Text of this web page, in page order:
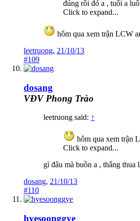
đúng rồi đó a , tuổi a
Click to expand...
hôm qua xem trận LCW
leetruong, 21/10/13
#109
dosang
VĐV Phong Trào
leetruong said: ↑
hôm qua xem trận
Click to expand...
gì đâu mà buồn a , thắng
dosang, 21/10/13
#110
hyesoonggye